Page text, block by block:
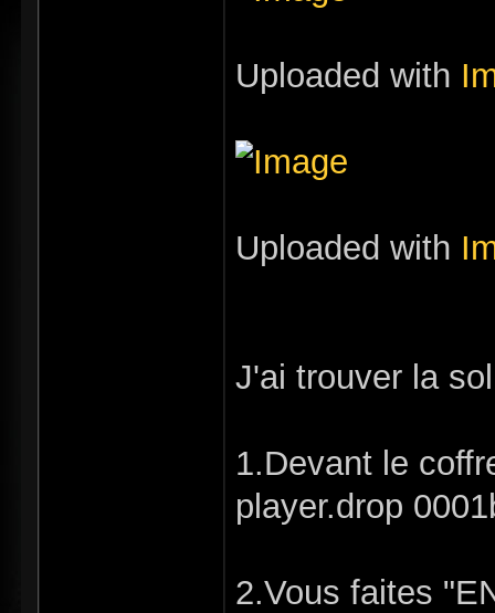
Uploaded with
Uploaded with
J'ai trouver la
1.Devant le
player.drop
2.Vous faites